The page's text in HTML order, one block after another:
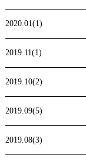
2020.01(1)
2019.11(1)
2019.10(2)
2019.09(5)
2019.08(3)